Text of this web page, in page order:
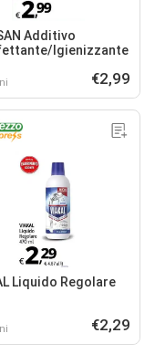
Additivo
Igienizzante
€2,99
Liquido Regolare
€2,29